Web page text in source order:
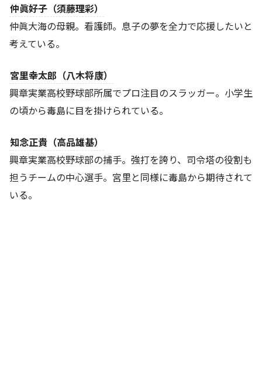
仲眞好子（須藤理彩）
仲眞大海の母親。看護師。息子の夢を全力で応援したいと
考えている。
宮里幸太郎（八木将康）
興章実業高校野球部所属でプロ注目のスラッガー。小学生
の頃から毒島に目を掛けられている。
知念正貴（高品雄基）
興章実業高校野球部の捕手。強打を誇り、司令塔の役割も
担うチームの中心選手。宮里と同様に毒島から期待されて
いる。